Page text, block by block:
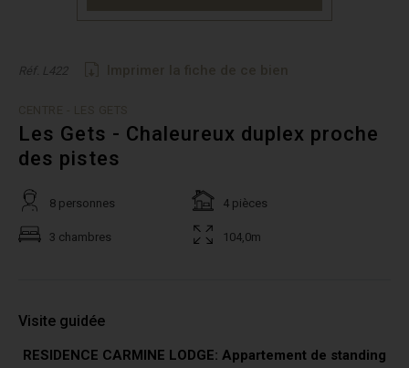
Réf. L422
Les Gets - Chaleureux duplex proche
des pistes
8 personnes 4 pièces
3 chambres 104,0m
Visite guidée
RESIDENCE CARMINE LODGE: Appartement de standing